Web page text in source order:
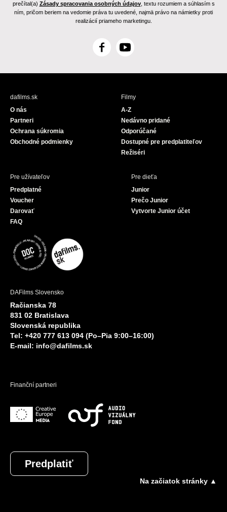
prečítal(a) Zásady spracovania osobných údajov, textu rozumiem a súhlasím s
ním, pričom beriem na vedomie práva tu uvedené, najmä právo na námietky proti
realizácií priameho marketingu.
F
c
Y
u
e
dafilms.sk
O nás
Partneri
Ochrana súkromia
Obchodné podmienky
Filmy
A-Z
Nedávno pridané
Odporúčané
Dostupné pre predplatiteľov
Režiséri
Pre užívateľov
Predplatné
Voucher
Darovať
FAQ
Pre dieťa
Junior
Prečo Junior
Vytvorte Junior účet
DAFilms Slovensko
Račianska 78
831 02 Bratislava
Slovenská republika
Tel: +420 777 613 094 (Po–Pia 9:00–16:00)
E-mail: info@dafilms.sk
Finanční partneri
Predplatiť
Na začiatok stránky ▲